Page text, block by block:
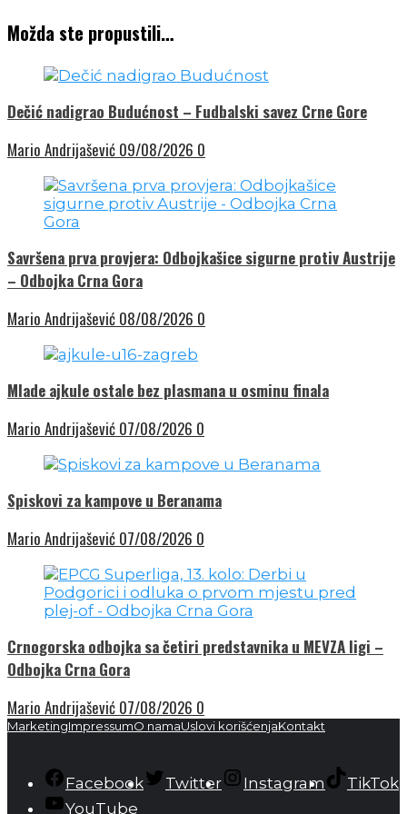
Možda ste propustili…
Dečić nadigrao Budućnost – Fudbalski savez Crne Gore
Mario Andrijašević 09/08/2026 0
Savršena prva provjera: Odbojkašice sigurne protiv Austrije
– Odbojka Crna Gora
Mario Andrijašević 08/08/2026 0
Mlade ajkule ostale bez plasmana u osminu finala
Mario Andrijašević 07/08/2026 0
Spiskovi za kampove u Beranama
Mario Andrijašević 07/08/2026 0
Crnogorska odbojka sa četiri predstavnika u MEVZA ligi –
Odbojka Crna Gora
Mario Andrijašević 07/08/2026 0
MarketingImpressumO namaUslovi korišćenjaKontakt
Facebook Twitter Instagram
TikTok
YouTube